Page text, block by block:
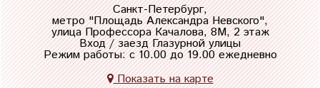
Санкт-Петербург,
метро "Площадь Александра Невского",
улица Профессора Качалова, 8М, 2 этаж
Вход / заезд Глазурной улицы
Режим работы: с 10.00 до 19.00 ежедневно
Показать на карте